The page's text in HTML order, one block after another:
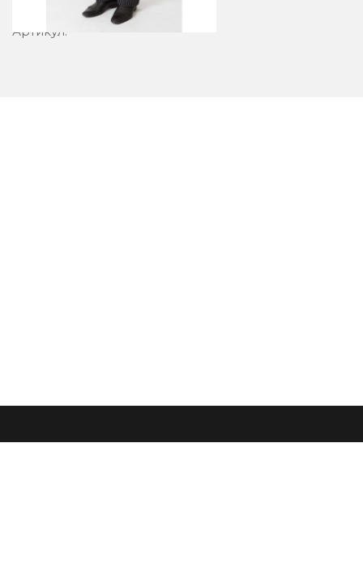
Брюки 5-2
Артикул: